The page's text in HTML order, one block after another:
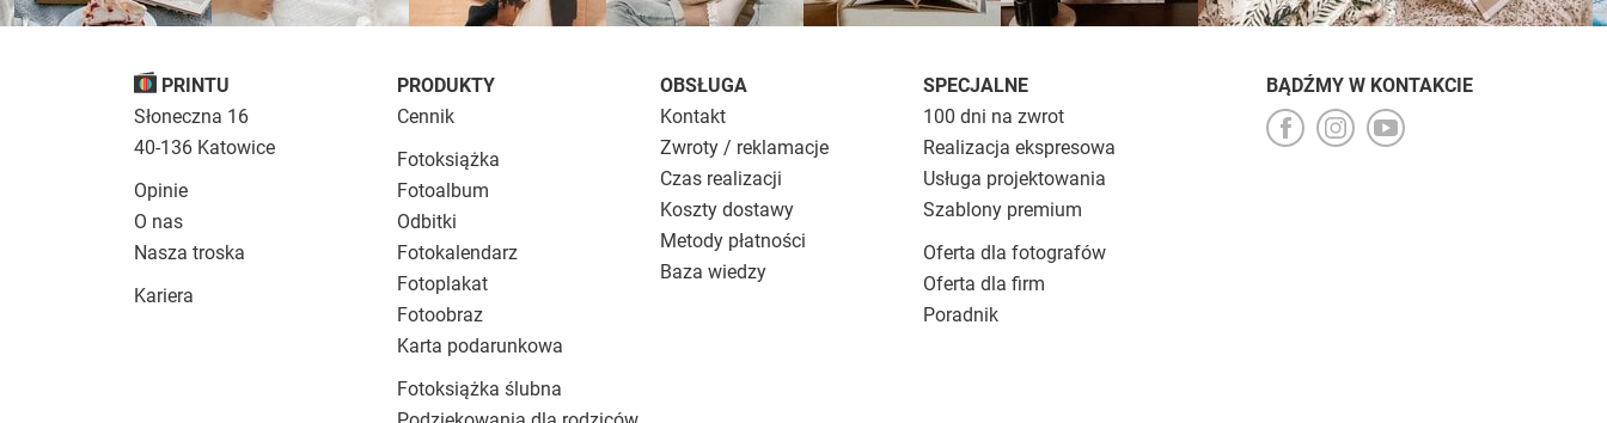
PRINTU
Słoneczna 16
40-136 Katowice
Opinie
O nas
Nasza troska
Kariera
PRODUKTY
Cennik
Fotoksiążka
Fotoalbum
Odbitki
Fotokalendarz
Fotoplakat
Fotoobraz
Karta podarunkowa
Fotoksiążka ślubna
OBSŁUGA
Kontakt
Zwroty / reklamacje
Czas realizacji
Koszty dostawy
Metody płatności
Baza wiedzy
SPECJALNE
100 dni na zwrot
Realizacja ekspresowa
Usługa projektowania
Szablony premium
Oferta dla fotografów
Oferta dla firm
Poradnik
BĄDŹMY W KONTAKCIE